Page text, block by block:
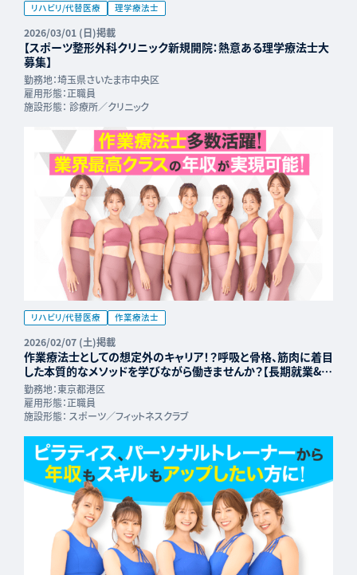
リハビリ/代替医療 理学療法士
2026/03/01 (日)掲載
【スポーツ整形外科クリニック新規開院：熱意ある理学療法士大
募集】
勤務地：埼玉県さいたま市中央区
雇用形態：正職員
施設形態： 診療所／クリニック
リハビリ/代替医療 作業療法士
2026/02/07 (土)掲載
作業療法士としての想定外のキャリア！？呼吸と骨格、筋肉に着目
した本質的なメソッドを学びながら働きませんか？【長期就業&年
収UP可能】
勤務地：東京都港区
雇用形態：正職員
施設形態： スポーツ／フィットネスクラブ